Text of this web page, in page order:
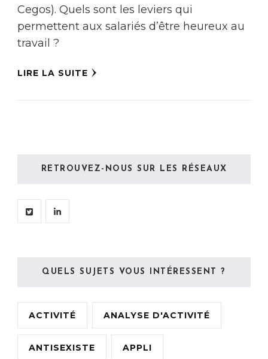
Cegos). Quels sont les leviers qui
permettent aux salariés d’être heureux au
travail ?
LIRE LA SUITE
RETROUVEZ-NOUS SUR LES RÉSEAUX
QUELS SUJETS VOUS INTÉRESSENT ?
ACTIVITÉ ANALYSE D'ACTIVITÉ
ANTISEXISTE APPLI